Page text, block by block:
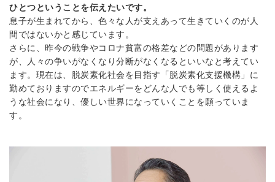
ひとつということを伝えたいです。
息子が生まれてから、色々な人が支えあって生きていくのが人
間ではないかと感じています。
さらに、昨今の戦争やコロナ貧富の格差などの問題があります
が、人々の争いがなくなり分断がなくなるといいなと考えてい
ます。現在は、 脱炭素化社会を目指す 「脱炭素化支援機構」に
勤めておりますのでエネルギーをどんな人でも等しく使えるよ
うな社会になり、優しい世界になっていくことを願っていま
す。